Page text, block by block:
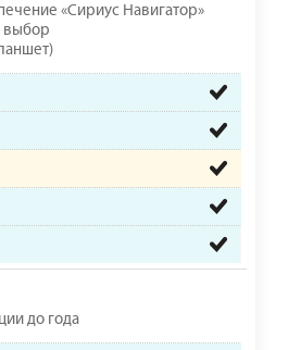
«Сириус Навигатор»
выбор
до года